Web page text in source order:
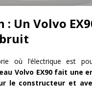
: Un Volvo
où l’électrique est
Volvo EX90 fait une
le constructeur et